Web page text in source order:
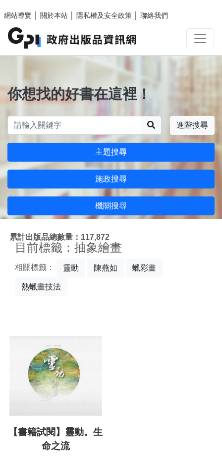
網站導覽
關於本站 隱私權及安全政策 聯絡我們
你想找的好書在這裡！
進階搜尋
主題搜尋
施政搜尋
機關搜尋
累計出版品總數量：117,872
目前標籤：抽象繪畫
相關標籤： 靈動 陳燕如 蠟彩畫
熱蠟畫技法
【書籍試閱】靈動。生
命之流